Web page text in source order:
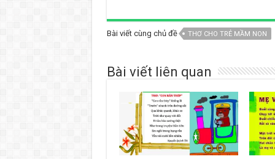
Bài viết cùng chủ đề THƠ CHO TRẺ MẦM NON
Bài viết liên quan